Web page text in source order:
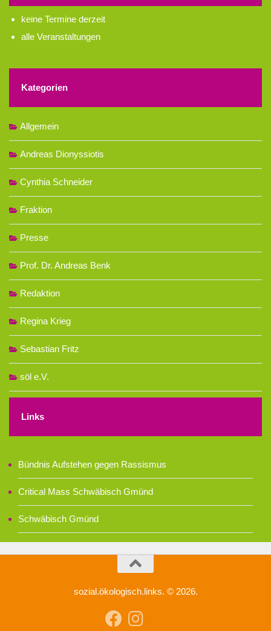
keine Termine derzeit
alle Veranstaltungen
Kategorien
Allgemein
Andreas Dionyssiotis
Cynthia Schneider
Fraktion
Presse
Prof. Dr. Andreas Benk
Redaktion
Regina Krieg
Sebastian Fritz
söl e.V.
Links
Bündnis Aufstehen gegen Rassismus
Critical Mass Schwäbisch Gmünd
Schwäbisch Gmünd
sozial.ökologisch.links. © 2026.